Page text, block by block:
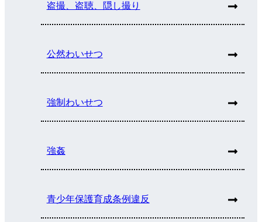
盗撮、盗聴、隠し撮り
公然わいせつ
強制わいせつ
強姦
青少年保護育成条例違反